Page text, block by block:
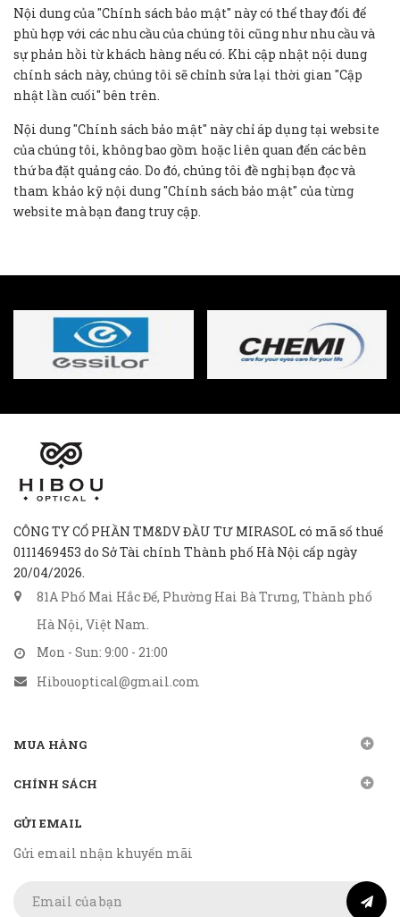
Nội dung của "Chính sách bảo mật" này có thể thay đổi để
phù hợp với các nhu cầu của chúng tôi cũng như nhu cầu và
sự phản hồi từ khách hàng nếu có. Khi cập nhật nội dung
chính sách này, chúng tôi sẽ chỉnh sửa lại thời gian "Cập
nhật lần cuối" bên trên.
Nội dung "Chính sách bảo mật" này chỉ áp dụng tại website
của chúng tôi, không bao gồm hoặc liên quan đến các bên
thứ ba đặt quảng cáo. Do đó, chúng tôi đề nghị bạn đọc và
tham khảo kỹ nội dung "Chính sách bảo mật" của từng
website mà bạn đang truy cập.
CÔNG TY CỔ PHẦN TM&DV ĐẦU TƯ MIRASOL có mã số thuế
0111469453 do Sở Tài chính Thành phố Hà Nội cấp ngày
20/04/2026.
81A Phố Mai Hắc Đế, Phường Hai Bà Trưng, Thành phố
Hà Nội, Việt Nam.
Mon - Sun: 9:00 - 21:00
Hibouoptical@gmail.com
MUA HÀNG
CHÍNH SÁCH
GỬI EMAIL
Gửi email nhận khuyến mãi